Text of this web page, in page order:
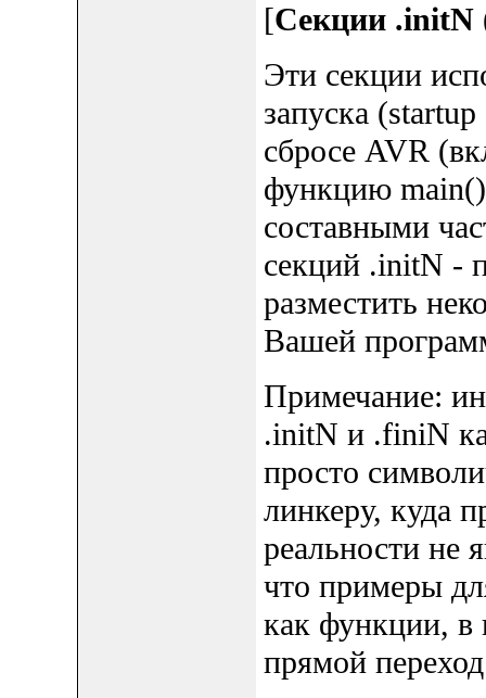
[Секции .initN
Эти секции
запуска
сбросе AVR
функцию
составными
секций .initN -
разместить
Вашей
Примечание:
.initN и .finiN
просто
линкеру, куда
реальности не
что примеры
как функции, в
прямой